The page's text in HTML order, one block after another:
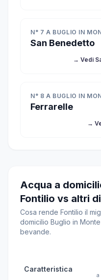
N° 7 A BUGLIO IN
San Benedetto
→ Vedi
N° 8 A BUGLIO IN
Ferrarelle
→
Acqua a
Fontilio vs altri
Cosa rende Fontilio il
domicilio Buglio in
bevande.
Caratteristica
a